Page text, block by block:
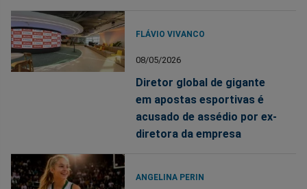
FLÁVIO VIVANCO
08/05/2026
Diretor global de gigante
em apostas esportivas é
acusado de assédio por ex-
diretora da empresa
ANGELINA PERIN